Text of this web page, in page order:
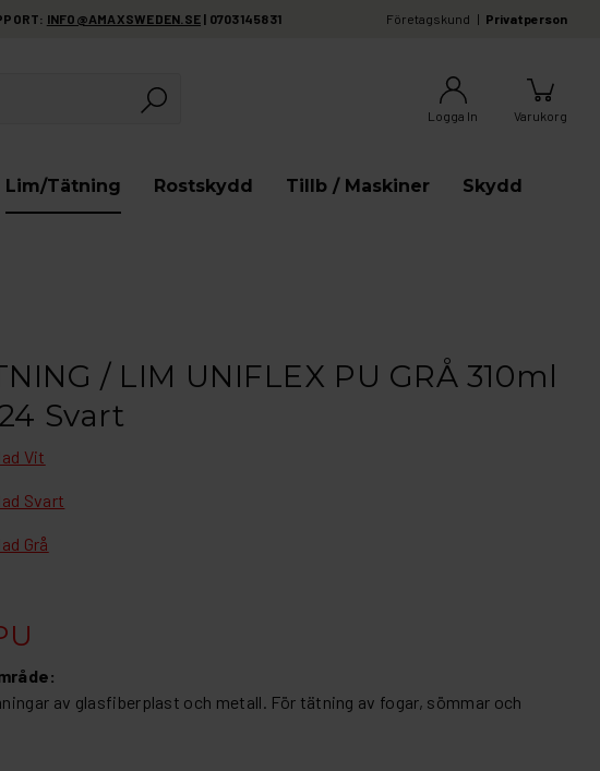
Företagskund Privatperson
INFO@AMAXSWEDEN.SE | 0703145831
Varukorg
Logga In
Lim/Tätning Rostskydd Tillb / Maskiner Skydd
/ LIM UNIFLEX PU GRÅ 310ml
Svart
Vit
Svart
Grå
av glasfiberplast och metall. För tätning av fogar, sömmar och